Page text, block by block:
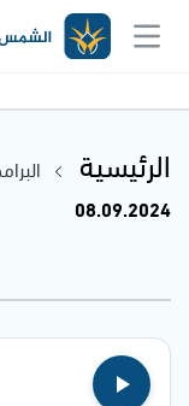
الرئيسية
08.09.2024